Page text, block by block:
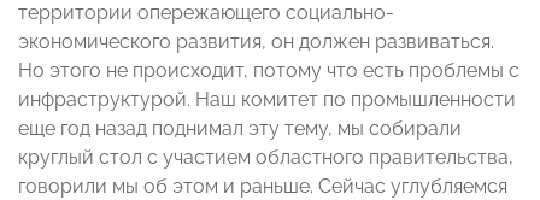
территории опережающего социально-
экономического развития, он должен развиваться.
Но этого не происходит, потому что есть проблемы с
инфраструктурой. Наш комитет по промышленности
еще год назад поднимал эту тему, мы собирали
круглый стол с участием областного правительства,
говорили мы об этом и раньше. Сейчас углубляемся